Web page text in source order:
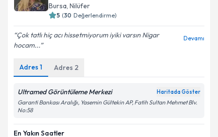
kapsamda işlenmesini kabul ediyorum.
Takvim Talebini Gönder
Bursa, Nilüfer
5 (30 Değerlendirme)
Çok tatlı hiç acı hissetmiyorum iyiki varsın Nigar
hocam...
Devamı
Adres 1 Adres 2
Ultramed Görüntüleme Merkezi Haritada Göster
Garanti Bankası Aralığı, Yasemin Gültekin AP, Fatih Sultan Mehmet Blv.
No:58
En Yakın Saatler